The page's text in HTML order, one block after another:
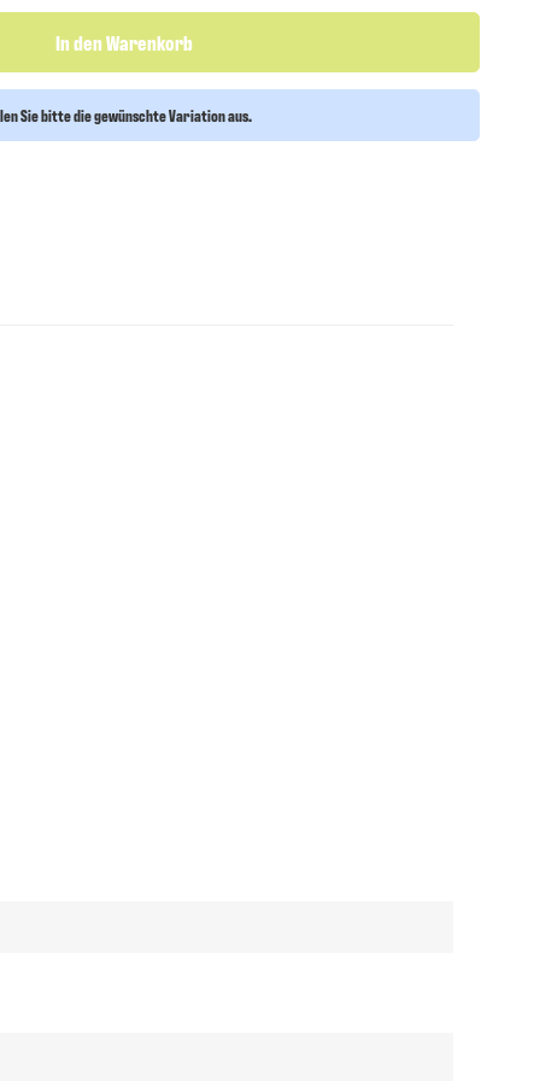
In den Warenkorb
Sie bitte die gewünschte Variation aus.